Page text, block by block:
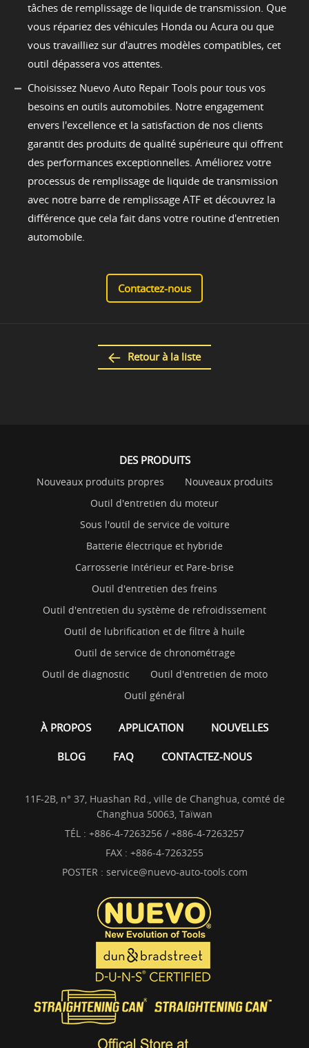
tâches de remplissage de liquide de transmission. Que
vous répariez des véhicules Honda ou Acura ou que
vous travailliez sur d'autres modèles compatibles, cet
outil dépassera vos attentes.
Choisissez Nuevo Auto Repair Tools pour tous vos
besoins en outils automobiles. Notre engagement
envers l'excellence et la satisfaction de nos clients
garantit des produits de qualité supérieure qui offrent
des performances exceptionnelles. Améliorez votre
processus de remplissage de liquide de transmission
avec notre barre de remplissage ATF et découvrez la
différence que cela fait dans votre routine d'entretien
automobile.
Contactez-nous
Retour à la liste
DES PRODUITS
Nouveaux produits propres
Nouveaux produits
Outil d'entretien du moteur
Sous l'outil de service de voiture
Batterie électrique et hybride
Carrosserie Intérieur et Pare-brise
Outil d'entretien des freins
Outil d'entretien du système de refroidissement
Outil de lubrification et de filtre à huile
Outil de service de chronométrage
Outil de diagnostic
Outil d'entretien de moto
Outil général
À PROPOS APPLICATION NOUVELLES
BLOG FAQ CONTACTEZ-NOUS
11F-2B, n° 37, Huashan Rd., ville de Changhua, comté de
Changhua 50063, Taïwan
TÉL : +886-4-7263256 / +886-4-7263257
FAX : +886-4-7263255
POSTER : service@nuevo-auto-tools.com